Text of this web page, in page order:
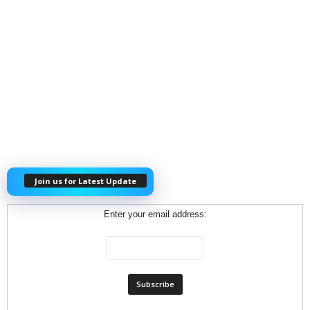
Join us for Latest Update
Enter your email address: